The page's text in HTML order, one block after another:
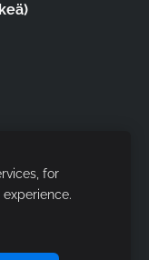
Sijainti
for